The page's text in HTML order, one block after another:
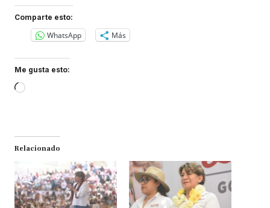
Comparte esto:
WhatsApp Más
Me gusta esto:
Loading…
Relacionado